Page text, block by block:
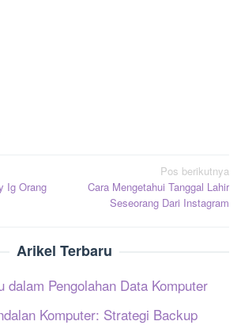
Ig Orang
Pos berikutnya
Cara Mengetahui Tanggal Lahir
Seseorang Dari Instagram
Arikel Terbaru
dalam Pengolahan Data Komputer
Komputer: Strategi Backup